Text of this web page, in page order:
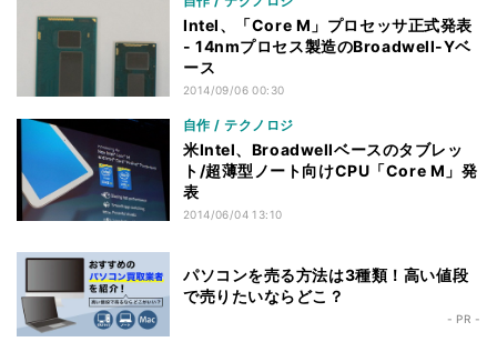
Intel、「Core M」プロセッサ正式発表
- 14nmプロセス製造のBroadwell-Yベ
ース
2014/09/06 00:30
自作 / テクノロジ
米Intel、Broadwellベースのタブレッ
ト/超薄型ノート向けCPU「Core M」発
表
2014/06/04 13:10
パソコンを売る方法は3種類！高い値段
で売りたいならどこ？
- PR -